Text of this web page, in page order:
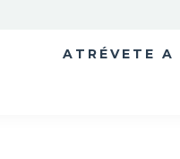
ATRÉVETE A